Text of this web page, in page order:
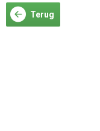
Terug